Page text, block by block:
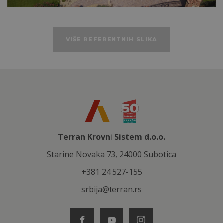
VIŠE REFERENTNIH SLIKA
Terran Krovni Sistem d.o.o.
Starine Novaka 73, 24000 Subotica
+381 24 527-155
srbija@terran.rs